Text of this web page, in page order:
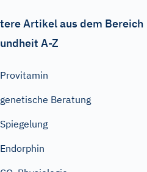
Artikel aus dem Bereich
A-Z
Provitamin
genetische Beratung
Spiegelung
Endorphin